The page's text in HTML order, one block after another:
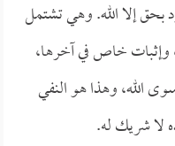
بحق إلا الله. وهي تشتمل
وإثبات خاص في آخرها،
الله، وهذا هو النفي
لا شريك له.